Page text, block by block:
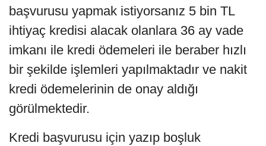
başvurusu yapmak istiyorsanız 5 bin TL
ihtiyaç kredisi alacak olanlara 36 ay vade
imkanı ile kredi ödemeleri ile beraber hızlı
bir şekilde işlemleri yapılmaktadır ve nakit
kredi ödemelerinin de onay aldığı
görülmektedir.
Kredi başvurusu için yazıp boşluk